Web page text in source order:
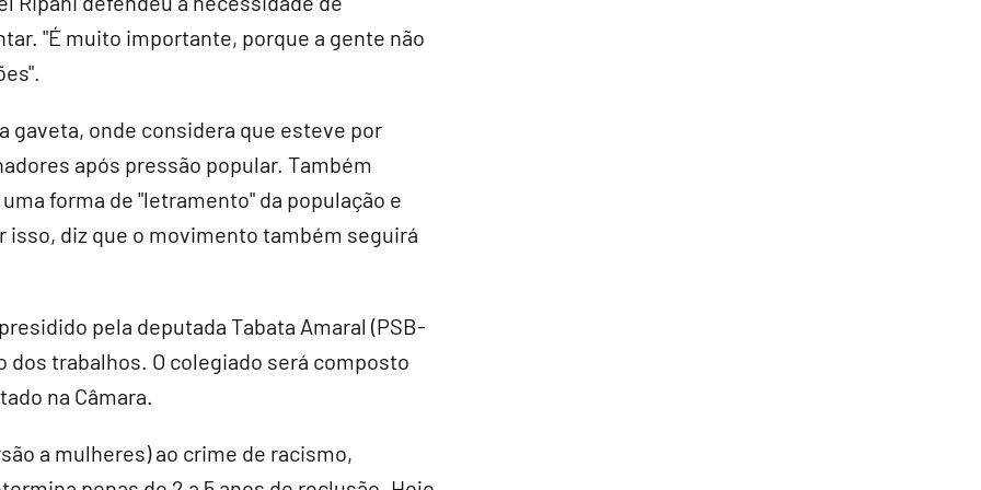
"É muito importante, porque a gente não
gaveta, onde considera que esteve por
após pressão popular. Também
forma de "letramento" da população e
diz que o movimento também seguirá
pela deputada Tabata Amaral (PSB-
dos trabalhos. O colegiado será composto
na Câmara.
a mulheres) ao crime de racismo,